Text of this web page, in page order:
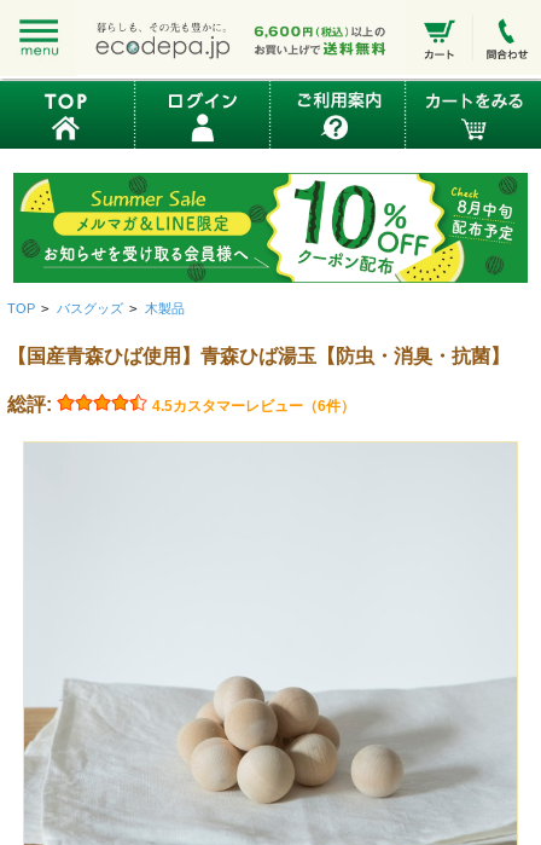
TOP > バスグッズ > 木製品
【国産青森ひば使用】青森ひば湯玉【防虫・消臭・抗菌】
総評: 4.5カスタマーレビュー（6件）